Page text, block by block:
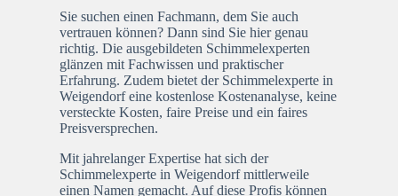
Sie suchen einen Fachmann, dem Sie auch
vertrauen können? Dann sind Sie hier genau
richtig. Die ausgebildeten Schimmelexperten
glänzen mit Fachwissen und praktischer
Erfahrung. Zudem bietet der Schimmelexperte in
Weigendorf eine kostenlose Kostenanalyse, keine
versteckte Kosten, faire Preise und ein faires
Preisversprechen.
Mit jahrelanger Expertise hat sich der
Schimmelexperte in Weigendorf mittlerweile
einen Namen gemacht. Auf diese Profis können